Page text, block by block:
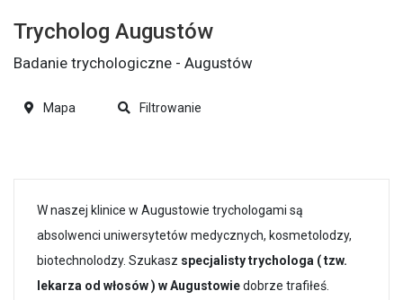
W naszej klinice w Augustowie trychologami są
absolwenci uniwersytetów medycznych, kosmetolodzy,
biotechnolodzy. Szukasz specjalisty trychologa ( tzw.
lekarza od włosów ) w Augustowiedobrze trafiłeś.
Trycholog Augustów
Badanie trychologiczne - Augustów
Mapa Filtrowanie